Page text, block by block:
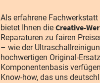
Als erfahrene
bietet Ihnen die Creative-
Reparaturen zu fairen
– wie der
hochwertigen Original-
Komponentenbasis
Know-how, das uns